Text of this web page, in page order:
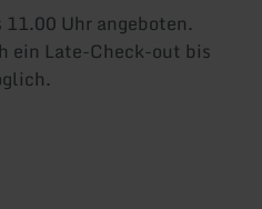
Uhr angeboten.
ein Late-Check-out bis